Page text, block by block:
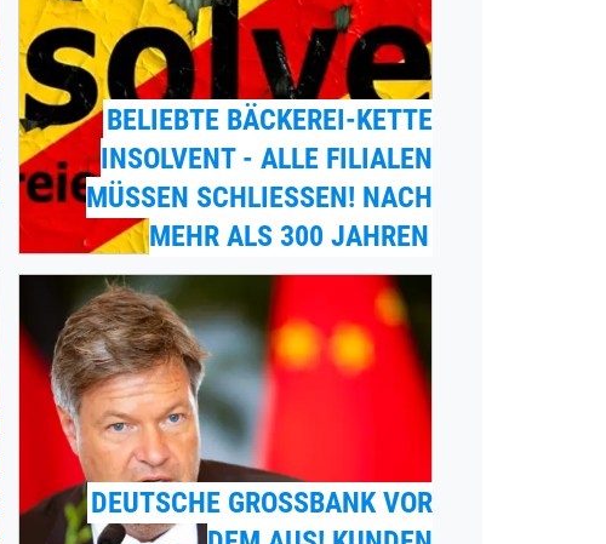
BELIEBTE BÄCKEREI-KETTE
INSOLVENT - ALLE FILIALEN
MÜSSEN SCHLIESSEN! NACH M
EHR ALS 300 JAHREN
DEUTSCHE GROSSBANK VOR D